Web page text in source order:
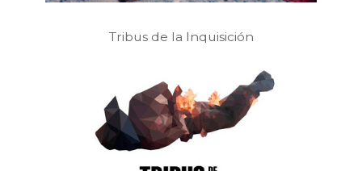
Tribus de la Inquisición